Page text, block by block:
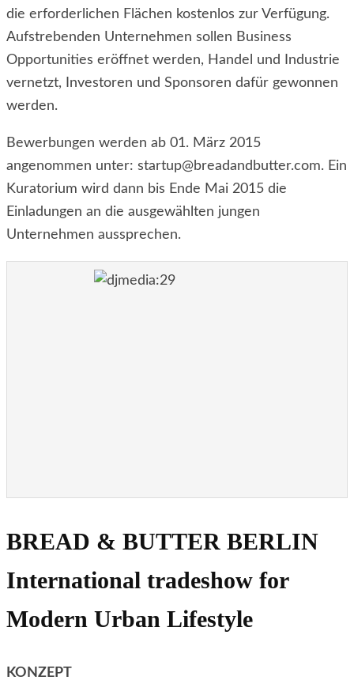
die erforderlichen Flächen kostenlos zur Verfügung.
Aufstrebenden Unternehmen sollen Business
Opportunities eröffnet werden, Handel und Industrie
vernetzt, Investoren und Sponsoren dafür gewonnen
werden.
Bewerbungen werden ab 01. März 2015
angenommen unter: startup@breadandbutter.com. Ein
Kuratorium wird dann bis Ende Mai 2015 die
Einladungen an die ausgewählten jungen
Unternehmen aussprechen.
BREAD & BUTTER BERLIN
International tradeshow for
Modern Urban Lifestyle
KONZEPT